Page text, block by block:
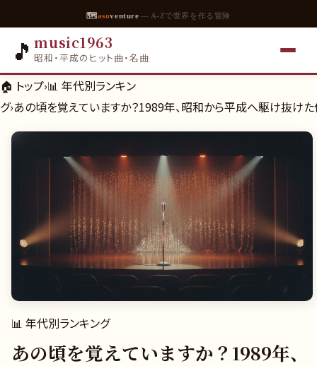
🗺asoventure — A-Zで世界を作る冒険
🎵 music1963
昭和・平成のヒット曲・名曲
🏠 トップ›📊 年代別ランキン
グ›あの頃を覚えていますか？1989年、昭和から平成へ駆け抜け
📊 年代別ランキング
あの頃を覚えていますか？1989年、